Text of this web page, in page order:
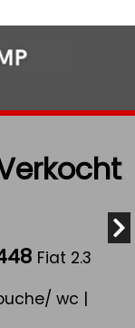
Fiat 2.3
wc |